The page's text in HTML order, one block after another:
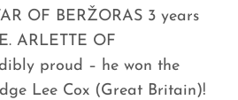
OF BERŽORAS 3 years
ARLETTE OF
proud – he won the
Lee Cox (Great Britain)!